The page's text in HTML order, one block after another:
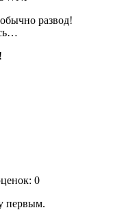
развод!
0
первым.